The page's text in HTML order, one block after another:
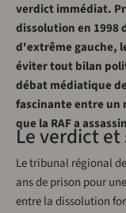
verdict immédiat.
dissolution en 1998
d'extrême gauche,
éviter tout bilan
débat médiatique
fascinante entre un
que la RAF a
Le verdict
Le tribunal régional
ans de prison pour
entre la dissolution